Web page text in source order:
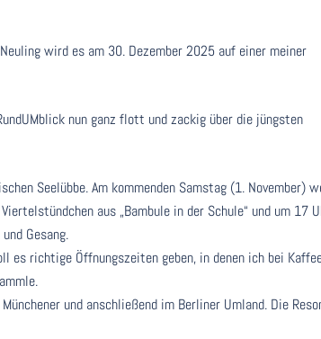
wird es am 30. Dezember 2025 auf einer meiner
nun ganz flott und zackig über die jüngsten
Seelübbe. Am kommenden Samstag (1. November)
aus „Bambule in der Schule“ und um 17
Gesang.
richtige Öffnungszeiten geben, in denen ich bei
und anschließend im Berliner Umland. Die